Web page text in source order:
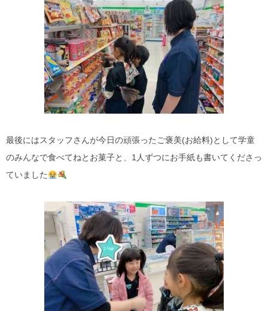
最後にはスタッフさんが今日の頑張ったご褒美(お給料)として学童
のみんなで食べてねとお菓子と、1人ずつにお手紙も書いてくださっ
ていました